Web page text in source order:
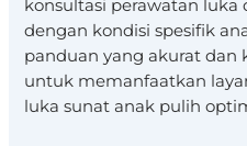
konsultasi perawatan luka
dengan kondisi spesifik
panduan yang akurat dan
untuk memanfaatkan
luka sunat anak pulih